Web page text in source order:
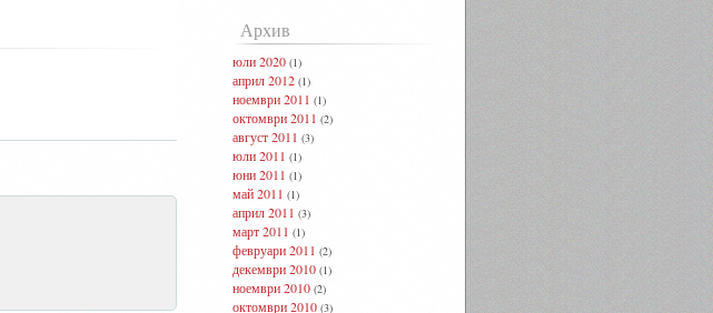
Архив
юли 2020 (1)
април 2012 (1)
ноември 2011 (1)
октомври 2011 (2)
август 2011 (3)
юли 2011 (1)
юни 2011 (1)
май 2011 (1)
април 2011 (3)
март 2011 (1)
февруари 2011 (2)
декември 2010 (1)
ноември 2010 (2)
октомври 2010 (3)